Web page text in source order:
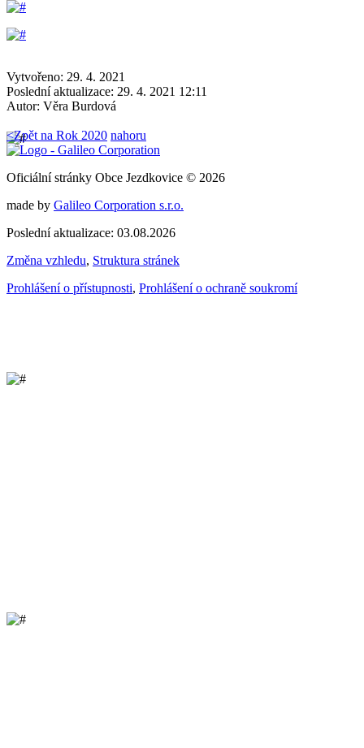
Vytvořeno: 29. 4. 2021
Poslední aktualizace: 29. 4. 2021 12:11
Autor: Věra Burdová
<Zpět na Rok 2020 nahoru
Oficiální stránky Obce Jezdkovice © 2026
made by Galileo Corporation s.r.o.
Poslední aktualizace: 03.08.2026
Změna vzhledu, Struktura stránek
Prohlášení o přístupnosti, Prohlášení o ochraně soukromí